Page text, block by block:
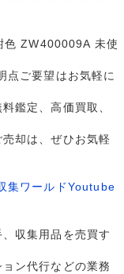
ZW400009A 未使
点ご要望はお気軽に
鑑定、高価買取、
却は、ぜひお気軽
集ワールドYoutube
収集用品を売買す
ン代行などの業務